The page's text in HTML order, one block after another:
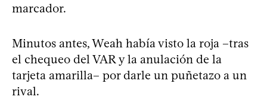
marcador.
Minutos antes, Weah había visto la roja –tras
el chequeo del VAR y la anulación de la
tarjeta amarilla– por darle un puñetazo a un
rival.